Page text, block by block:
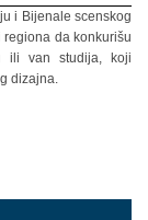
i Bijenale scenskog
da konkurišu
ili van studija, koji
dizajna.